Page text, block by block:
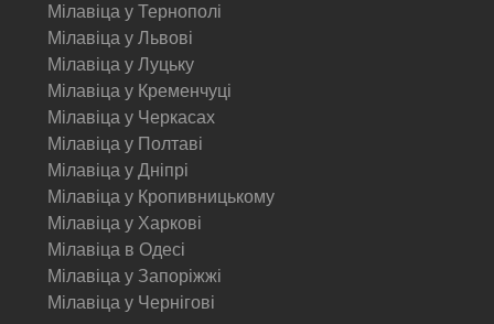
Мілавіца у Тернополі
Мілавіца у Львові
Мілавіца у Луцьку
Мілавіца у Кременчуці
Мілавіца у Черкасах
Мілавіца у Полтаві
Мілавіца у Дніпрі
Мілавіца у Кропивницькому
Мілавіца у Харкові
Мілавіца в Одесі
Мілавіца у Запоріжжі
Мілавіца у Чернігові